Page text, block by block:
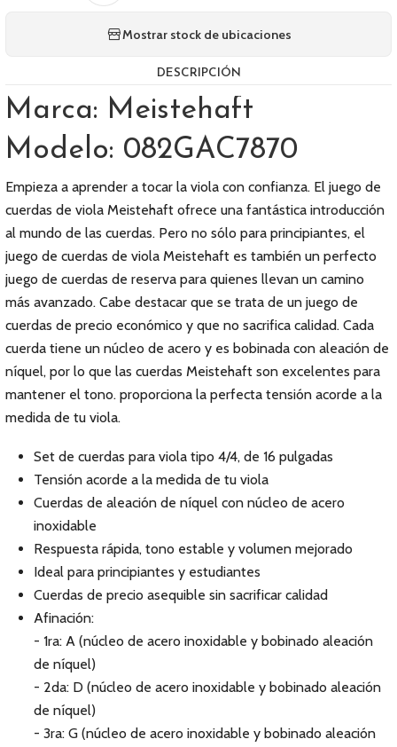
Mostrar stock de ubicaciones
DESCRIPCIÓN
Marca: Meistehaft
Modelo: 082GAC7870
Empieza a aprender a tocar la viola con confianza. El juego de
cuerdas de viola Meistehaft ofrece una fantástica introducción
al mundo de las cuerdas. Pero no sólo para principiantes, el
juego de cuerdas de viola Meistehaft es también un perfecto
juego de cuerdas de reserva para quienes llevan un camino
más avanzado. Cabe destacar que se trata de un juego de
cuerdas de precio económico y que no sacrifica calidad. Cada
cuerda tiene un núcleo de acero y es bobinada con aleación de
níquel, por lo que las cuerdas Meistehaft son excelentes para
mantener el tono. proporciona la perfecta tensión acorde a la
medida de tu viola.
Set de cuerdas para viola tipo 4/4, de 16 pulgadas
Tensión acorde a la medida de tu viola
Cuerdas de aleación de níquel con núcleo de acero
inoxidable
Respuesta rápida, tono estable y volumen mejorado
Ideal para principiantes y estudiantes
Cuerdas de precio asequible sin sacrificar calidad
Afinación:
- 1ra: A (núcleo de acero inoxidable y bobinado aleación
de níquel)
- 2da: D (núcleo de acero inoxidable y bobinado aleación
de níquel)
- 3ra: G (núcleo de acero inoxidable y bobinado aleación